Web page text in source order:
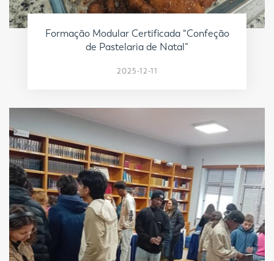
Formação Modular Certificada “Confeção
de Pastelaria de Natal”
2025-12-11